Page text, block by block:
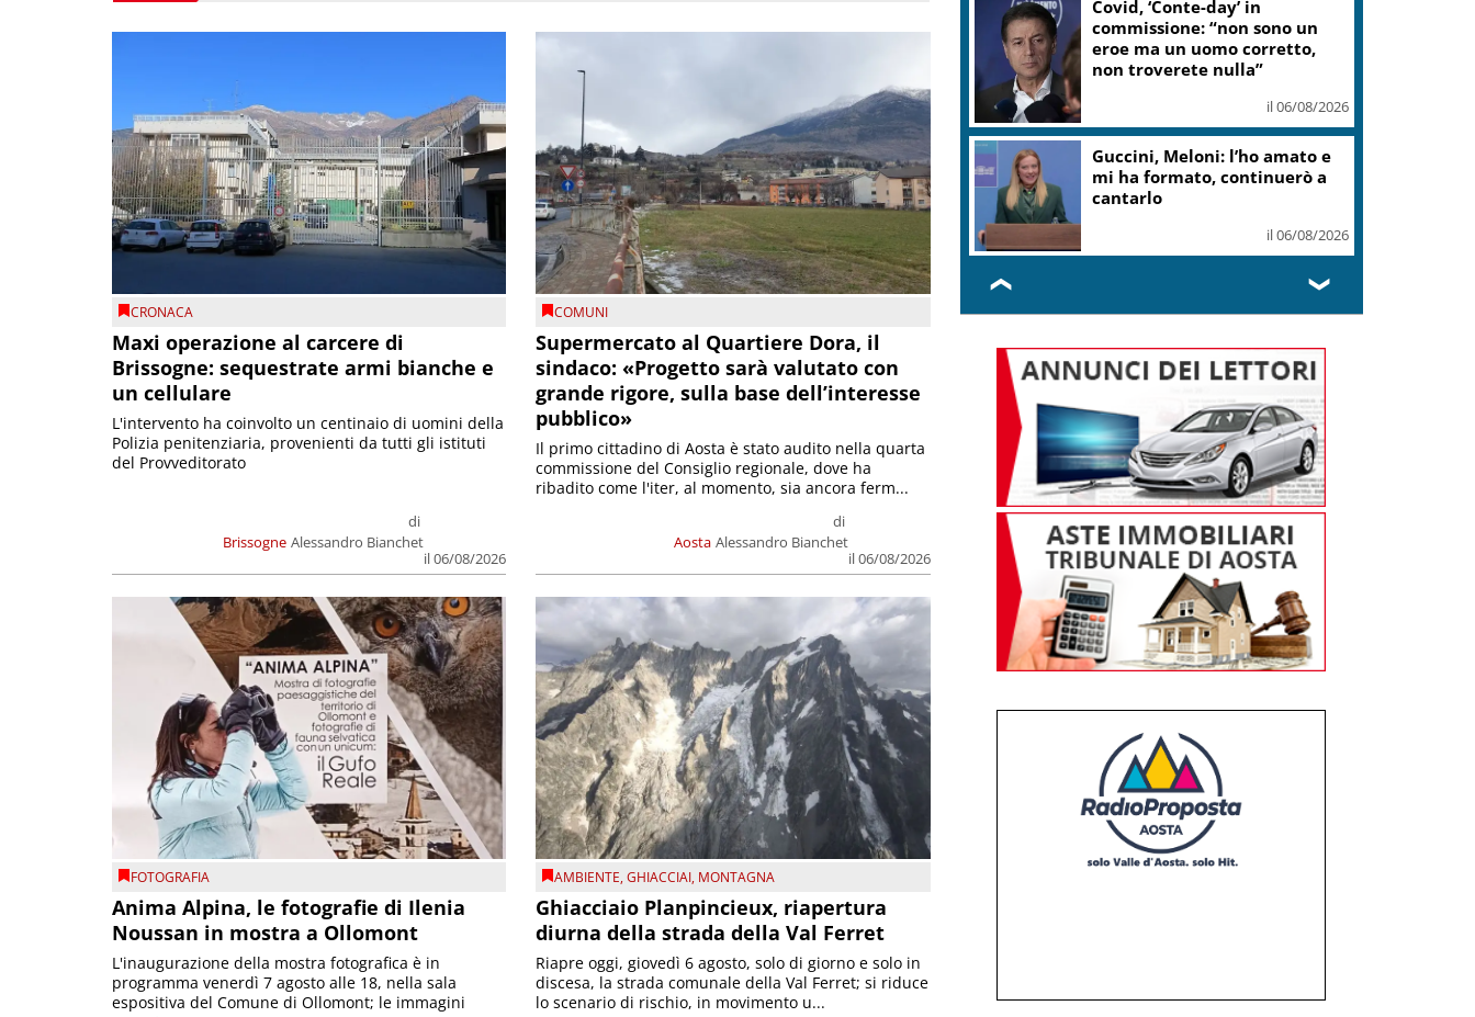
CRONACA
Maxi operazione al carcere di
Brissogne: sequestrate armi bianche e
un cellulare
Brissogne
di
Alessandro Bianchet
il 06/08/2026
L'intervento ha coinvolto un centinaio di uomini della
Polizia penitenziaria, provenienti da tutti gli istituti
del Provveditorato
COMUNI
Supermercato al Quartiere Dora, il
sindaco: «Progetto sarà valutato con
grande rigore, sulla base dell’interesse
pubblico»
Aosta
di
Alessandro Bianchet
il 06/08/2026
Il primo cittadino di Aosta è stato audito nella quarta
commissione del Consiglio regionale, dove ha
ribadito come l'iter, al momento, sia ancora ferm...
FOTOGRAFIA
Anima Alpina, le fotografie di Ilenia
Noussan in mostra a Ollomont
L'inaugurazione della mostra fotografica è in
programma venerdì 7 agosto alle 18, nella sala
espositiva del Comune di Ollomont; le immagini
AMBIENTE,GHIACCIAI, MONTAGNA
Ghiacciaio Planpincieux, riapertura
diurna della strada della Val Ferret
Riapre oggi, giovedì 6 agosto, solo di giorno e solo in
discesa, la strada comunale della Val Ferret; si riduce
lo scenario di rischio, in movimento u...
“Una notte di Casanova” di
Migliorini chiude Festival
teatro Volterra
Valle d’Aosta, torna la festa
del lardo di Arnad: c’è anche il
gelato
il 06/08/2026
❮ ❯